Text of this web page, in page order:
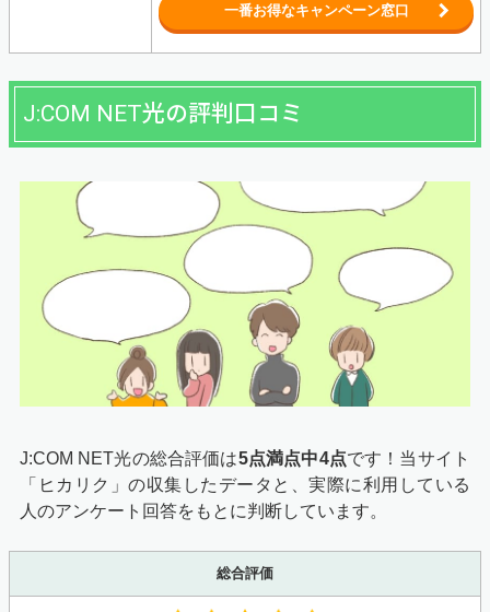
一番お得なキャンペーン窓口
J:COM NET光の評判口コミ
J:COM NET光の総合評価は5点満点中4点です！当サイト
「ヒカリク」の収集したデータと、実際に利用している
人のアンケート回答をもとに判断しています。
総合評価